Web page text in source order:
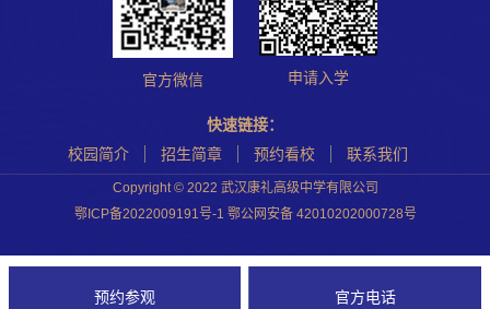
预约参观 官方电话
官方微信 申请入学
快速链接：
校园简介
招生简章 预约看校 联系我们
Copyright © 2022 武汉康礼高级中学有限公司
鄂ICP备2022009191号-1 鄂公网安备 42010202000728号